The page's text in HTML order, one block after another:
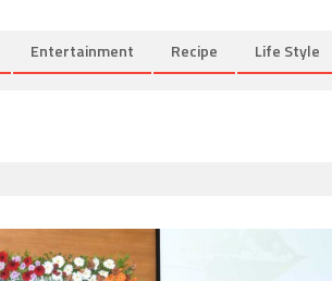
Entertainment Recipe Life Style